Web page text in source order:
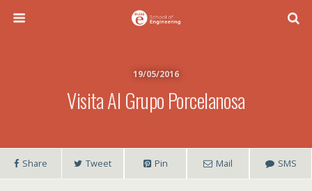
19/05/2016
Visita Al Grupo Porcelanosa
Share Tweet Pin Mail SMS